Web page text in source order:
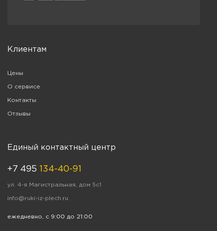
Клиентам
Цены
О сервисе
Контакты
Отзывы
Единый контактный центр
+7 495 134-40-91
ул. 4-я Магистральная, дом 5с1
info@ruki-iz-plech.ru
ежедневно, с 9:00 до 21:00